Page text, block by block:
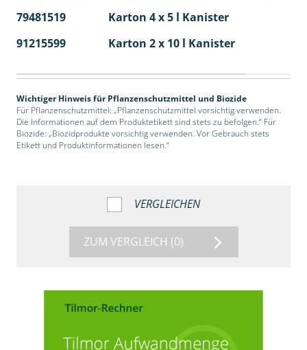
79481519 Karton 4 x 5 l Kanister
91215599
Karton 2 x 10 l Kanister
Wichtiger Hinweis für Pflanzenschutzmittel und Biozide
Für Pflanzenschutzmittel: „Pflanzenschutzmittel vorsichtig verwenden.
Die Informationen auf dem Produktetikett sind stets zu befolgen.“ Für
Biozide: „Biozidprodukte vorsichtig verwenden. Vor Gebrauch stets
Etikett und Produktinformationen lesen.“
VERGLEICHEN
ZUM VERGLEICH (0)